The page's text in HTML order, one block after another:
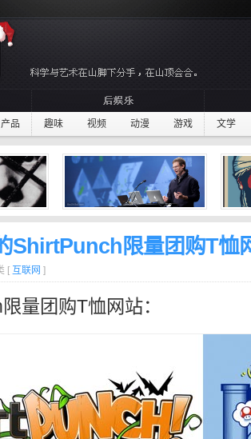
产品 趣味 视频 动漫 游戏 文学
ShirtPunch限量团购T恤
[ 互联网 ]
限量 团购T恤网站：